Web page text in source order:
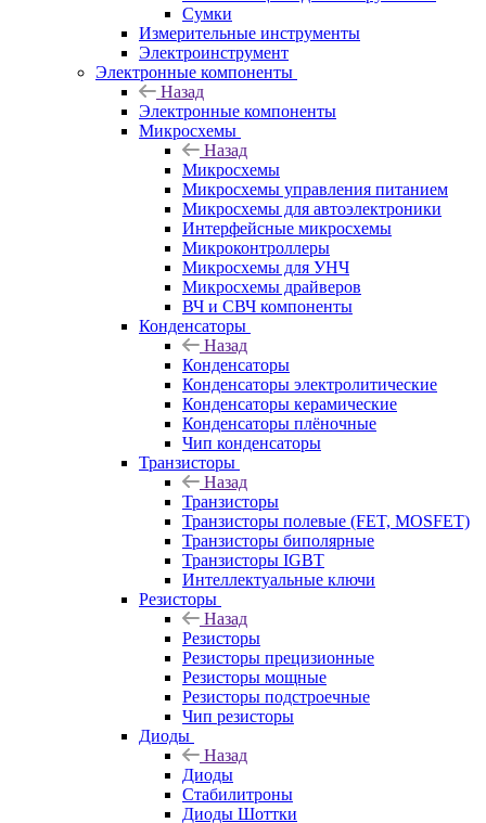
Сумки
Измерительные инструменты
Электроинструмент
Электронные компоненты
Назад
Электронные компоненты
Микросхемы
Назад
Микросхемы
Микросхемы управления питанием
Микросхемы для автоэлектроники
Интерфейсные микросхемы
Микроконтроллеры
Микросхемы для УНЧ
Микросхемы драйверов
ВЧ и СВЧ компоненты
Конденсаторы
Назад
Конденсаторы
Конденсаторы электролитические
Конденсаторы керамические
Конденсаторы плёночные
Чип конденсаторы
Транзисторы
Назад
Транзисторы
Транзисторы полевые (FET, MOSFET)
Транзисторы биполярные
Транзисторы IGBT
Интеллектуальные ключи
Резисторы
Назад
Резисторы
Резисторы прецизионные
Резисторы мощные
Резисторы подстроечные
Чип резисторы
Диоды
Назад
Диоды
Стабилитроны
Диоды Шоттки